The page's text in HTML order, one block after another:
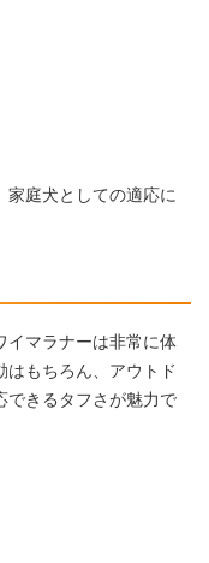
庭犬としての適応に
イマラナーは非常に体
はもちろん、アウトド
できるタフさが魅力で